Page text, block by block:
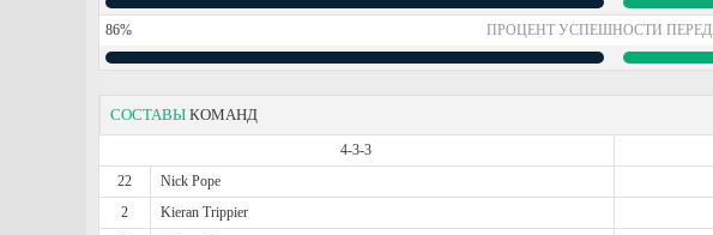
86% ПРОЦЕНТ УСПЕШНОСТИ
СОСТАВЫ КОМАНД
4-3-3
22
Nick Pope
2
Kieran Trippier